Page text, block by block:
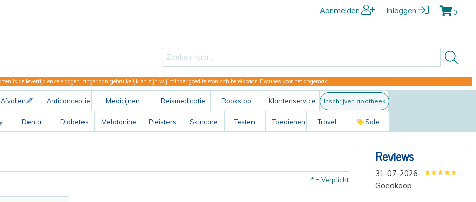
Aanmelden Inloggen 0
is de levertijd enkele dagen langer dan gebruikelijk en zijn wij minder goed telefonisch bereikbaar. Excuses voor het ongemak.
Afvallen Anticonceptie Medicijnen
ABC
Reismedicatie Rookstop Klantenservice Inschrijven apotheek
Dental Diabetes Melatonine Pleisters Skincare Testen Toedienen Travel Sale
* = Verplicht
Reviews
31-07-2026 ★★★★★
★★★★★
★★★★★
Goedkoop